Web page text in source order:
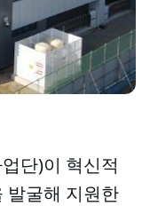
단)이 혁신적
발굴해 지원한